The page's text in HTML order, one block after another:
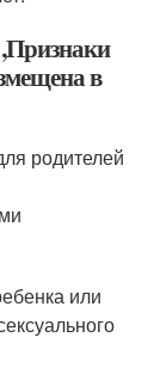
в
родителей
или